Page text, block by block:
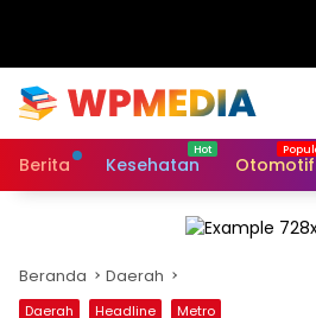
Berita Kesehatan Otomotif
Beranda Daerah
Daerah Headline Metro